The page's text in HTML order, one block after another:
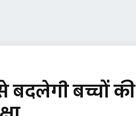
बदलेगी बच्चों की